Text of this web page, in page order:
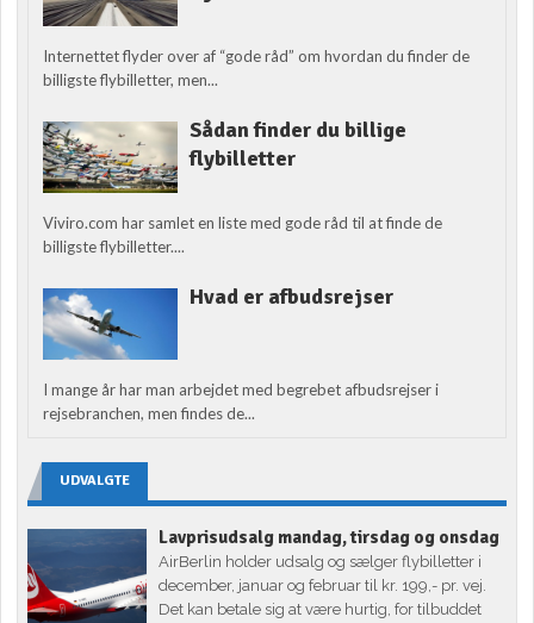
Internettet flyder over af “gode råd” om hvordan du finder de
billigste flybilletter, men...
Sådan finder du billige
flybilletter
Viviro.com har samlet en liste med gode råd til at finde de
billigste flybilletter....
Hvad er afbudsrejser
I mange år har man arbejdet med begrebet afbudsrejser i
rejsebranchen, men findes de...
UDVALGTE
Lavprisudsalg mandag, tirsdag og onsdag
AirBerlin holder udsalg og sælger flybilletter i
december, januar og februar til kr. 199,- pr. vej.
Det kan betale sig at være hurtig, for tilbuddet